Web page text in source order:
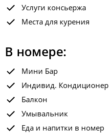
Услуги консьержа
Места для курения
В номере:
Мини Бар
Индивид. Кондиционер
Балкон
Умывальник
Еда и напитки в номер